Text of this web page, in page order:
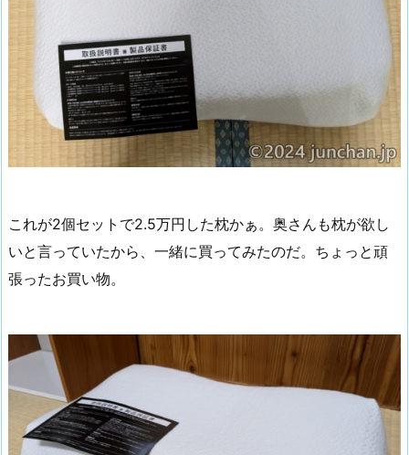
これが2個セットで2.5万円した枕かぁ。奥さんも枕が欲し
いと言っていたから、一緒に買ってみたのだ。ちょっと頑
張ったお買い物。